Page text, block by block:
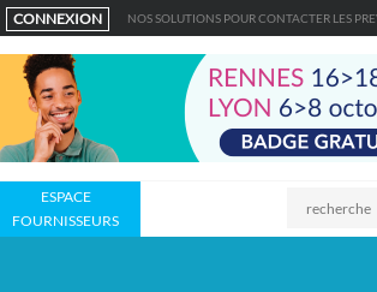
CONNEXION NOS SOLUTIONS POUR CONTACTER LES
ESPACE
FOURNISSEURS